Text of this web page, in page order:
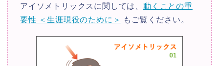
アイソメトリックスに関しては、動くことの重
要性 ＜生涯現役のために＞
もご覧ください。